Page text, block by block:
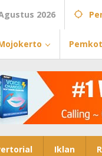
2026
Iklan